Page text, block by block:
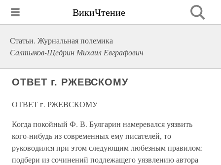
ВикиЧтение
Статьи. Журнальная полемика
Салтыков-Щедрин Михаил Евграфович
ОТВЕТ г. РЖЕВСКОМУ
ОТВЕТ г. РЖЕВСКОМУ
Когда покойный Ф. В. Булгарин намеревался уязвить
кого-нибудь из современных ему писателей, то
руководился при этом следующим любезным правилом:
подбери из сочинений подлежащего уязвлению автора